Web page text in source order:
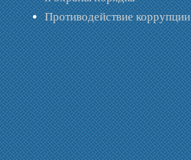
Противодействие коррупции